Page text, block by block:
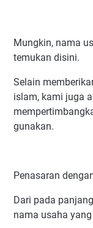
Mungkin, nama
temukan disini.
Selain
islam, kami juga
gunakan.
Penasaran
Dari pada
nama usaha